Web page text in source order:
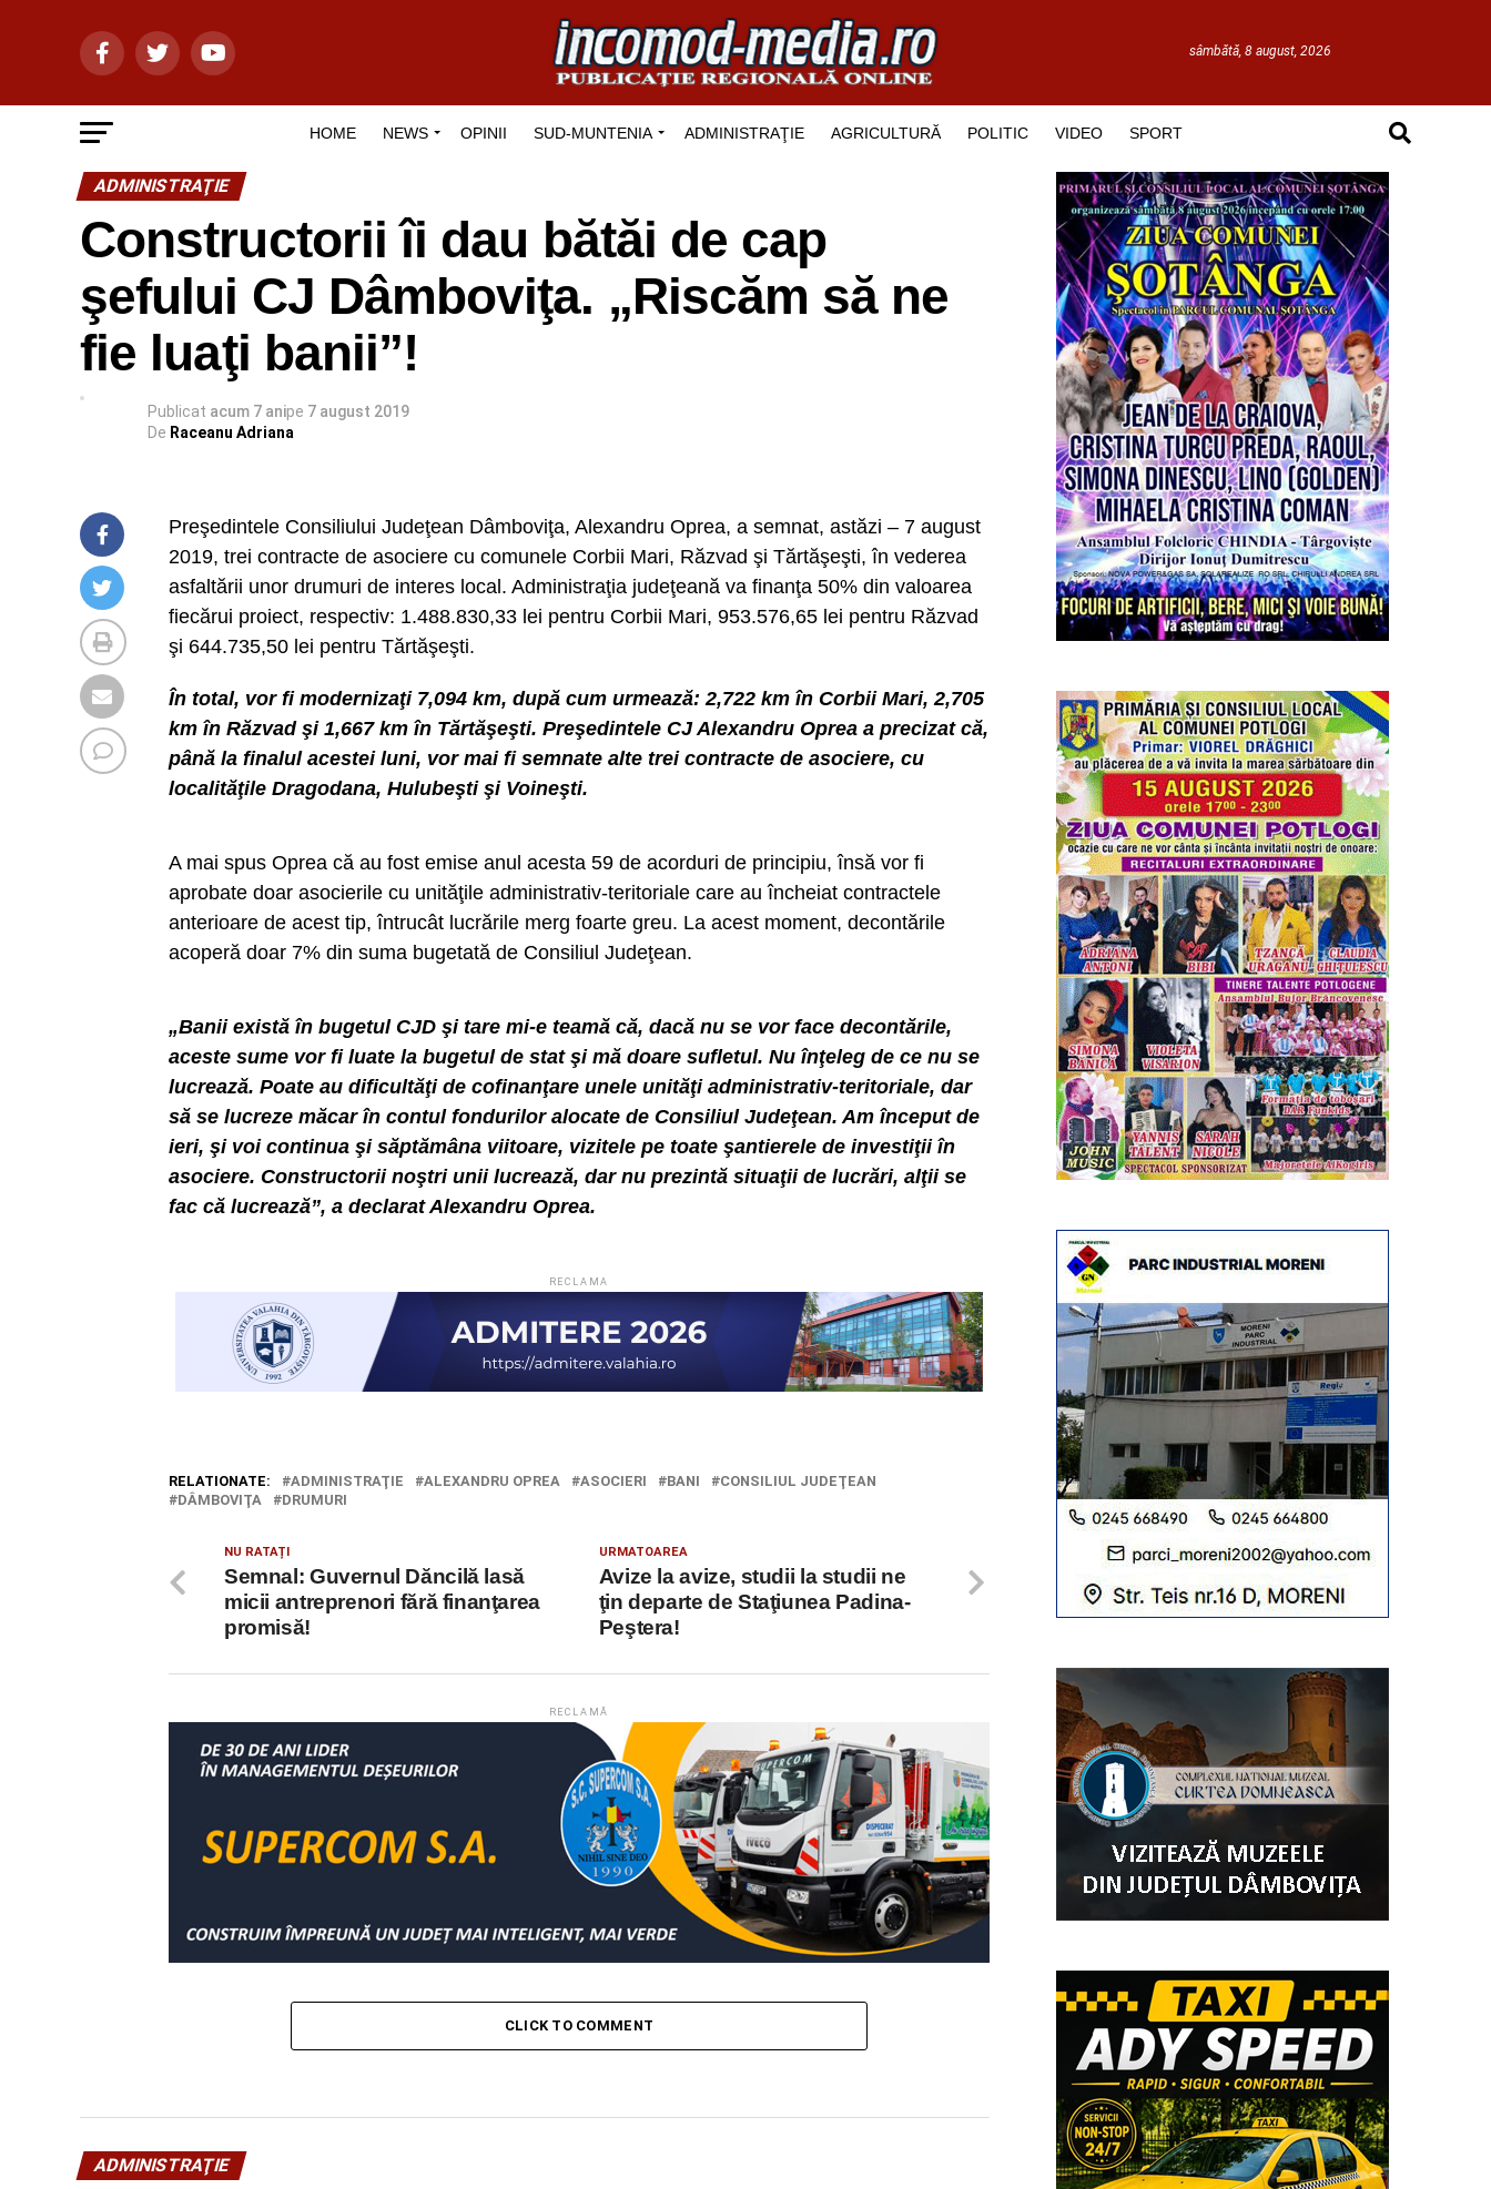
sâmbătă, 8 august, 2026
HOME NEWS OPINII SUD-MUNTENIA ADMINISTRAŢIE AGRICULTURĂ POLITIC VIDEO SPORT
ADMINISTRAŢIE
Constructorii îi dau bătăi de cap
şefului CJ Dâmboviţa. „Riscăm să ne
fie luaţi banii”!
Publicat acum 7 anipe 7 august 2019
De Raceanu Adriana
Preşedintele Consiliului Judeţean Dâmboviţa, Alexandru Oprea, a semnat, astăzi – 7 august
2019, trei contracte de asociere cu comunele Corbii Mari, Răzvad şi Tărtăşeşti, în vederea
asfaltării unor drumuri de interes local. Administraţia judeţeană va finanţa 50% din valoarea
fiecărui proiect, respectiv: 1.488.830,33 lei pentru Corbii Mari, 953.576,65 lei pentru Răzvad
şi 644.735,50 lei pentru Tărtăşeşti.
În total, vor fi modernizaţi 7,094 km, după cum urmează: 2,722 km în Corbii Mari, 2,705
km în Răzvad şi 1,667 km în Tărtăşeşti. Preşedintele CJ Alexandru Oprea a precizat că,
până la finalul acestei luni, vor mai fi semnate alte trei contracte de asociere, cu
localităţile Dragodana, Hulubeşti şi Voineşti.
A mai spus Oprea că au fost emise anul acesta 59 de acorduri de principiu, însă vor fi
aprobate doar asocierile cu unităţile administrativ-teritoriale care au încheiat contractele
anterioare de acest tip, întrucât lucrările merg foarte greu. La acest moment, decontările
acoperă doar 7% din suma bugetată de Consiliul Judeţean.
„Banii există în bugetul CJD şi tare mi-e teamă că, dacă nu se vor face decontările,
aceste sume vor fi luate la bugetul de stat şi mă doare sufletul. Nu înţeleg de ce nu se
lucrează. Poate au dificultăţi de cofinanţare unele unităţi administrativ-teritoriale, dar
să se lucreze măcar în contul fondurilor alocate de Consiliul Judeţean. Am început de
ieri, şi voi continua şi săptămâna viitoare, vizitele pe toate şantierele de investiţii în
asociere. Constructorii noştri unii lucrează, dar nu prezintă situaţii de lucrări, alţii se
fac că lucrează”, a declarat Alexandru Oprea.
RECLAMA
RELATIONATE: ADMINISTRAŢIE ALEXANDRU OPREA ASOCIERI BANI
CONSILIUL JUDEŢEAN
DÂMBOVIŢA
DRUMURI
URMATOAREA
Avize la avize, studii la studii ne
ţin departe de Staţiunea Padina-
Peştera!
NU RATAȚI
Semnal: Guvernul Dăncilă lasă
micii antreprenori fără finanţarea
promisă!
RECLAMĂ
CLICK TO COMMENT
ADMINISTRAŢIE